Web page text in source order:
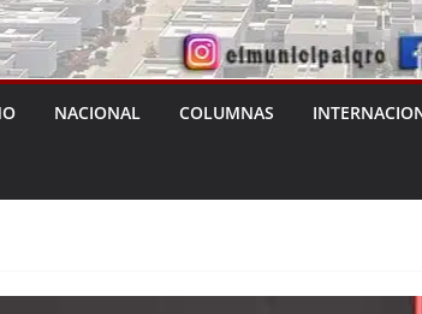
NACIONAL COLUMNAS